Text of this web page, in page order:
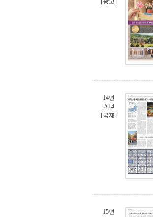
[광고]
14면
A14
[국제]
15면